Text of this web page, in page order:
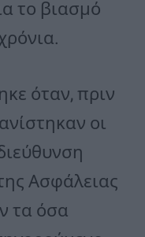
το βιασμό
όταν, πριν
οι
Ασφάλειας
τα όσα